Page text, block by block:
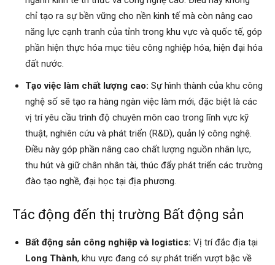
chỉ tạo ra sự bền vững cho nền kinh tế mà còn nâng cao
năng lực cạnh tranh của tỉnh trong khu vực và quốc tế, góp
phần hiện thực hóa mục tiêu công nghiệp hóa, hiện đại hóa
đất nước.
Tạo việc làm chất lượng cao: Sự hình thành của khu công
nghệ số sẽ tạo ra hàng ngàn việc làm mới, đặc biệt là các
vị trí yêu cầu trình độ chuyên môn cao trong lĩnh vực kỹ
thuật, nghiên cứu và phát triển (R&D), quản lý công nghệ.
Điều này góp phần nâng cao chất lượng nguồn nhân lực,
thu hút và giữ chân nhân tài, thúc đẩy phát triển các trường
đào tạo nghề, đại học tại địa phương.
Tác động đến thị trường Bất động sản
Bất động sản công nghiệp và logistics: Vị trí đắc địa tại
Long Thành, khu vực đang có sự phát triển vượt bậc về